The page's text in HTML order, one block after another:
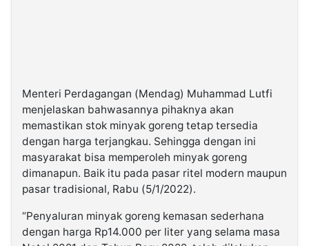
Menteri Perdagangan (Mendag) Muhammad Lutfi
menjelaskan bahwasannya pihaknya akan
memastikan stok minyak goreng tetap tersedia
dengan harga terjangkau. Sehingga dengan ini
masyarakat bisa memperoleh minyak goreng
dimanapun. Baik itu pada pasar ritel modern maupun
pasar tradisional, Rabu (5/1/2022).
“Penyaluran minyak goreng kemasan sederhana
dengan harga Rp14.000 per liter yang selama masa